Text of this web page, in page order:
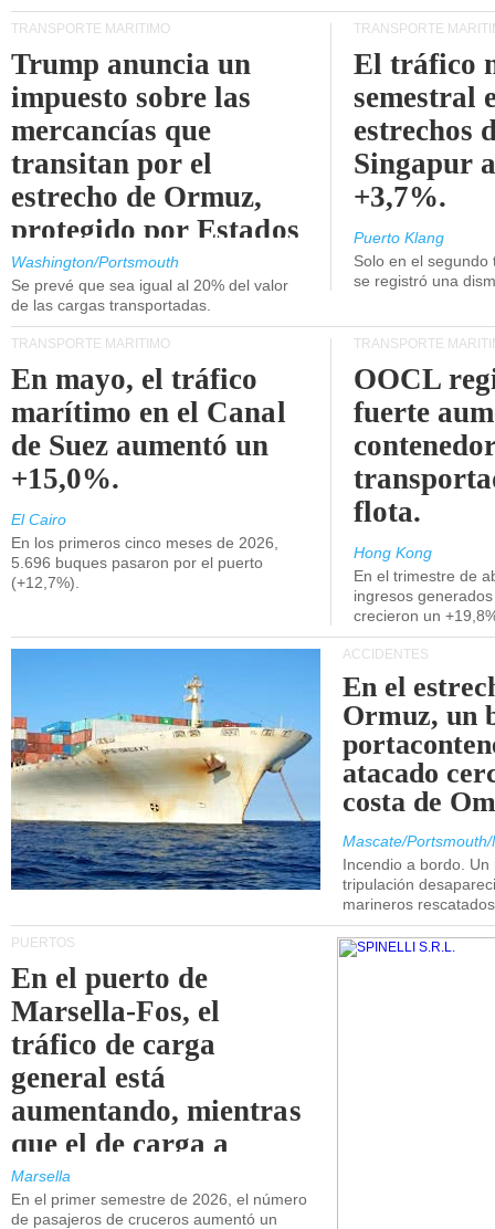
TRANSPORTE MARÍTIMO
Trump anuncia un
impuesto sobre las
mercancías que
transitan por el
estrecho de Ormuz,
protegido por Estados
Unidos.
Washington/Portsmouth
Se prevé que sea igual al 20% del valor
de las cargas transportadas.
TRANSPORTE
El tráfico
semestral
estrechos
Singapur
+3,7%.
Puerto Klang
Solo en el
se registró una
TRANSPORTE MARÍTIMO
En mayo, el tráfico
marítimo en el Canal
de Suez aumentó un
+15,0%.
El Cairo
En los primeros cinco meses de 2026,
5.696 buques pasaron por el puerto
(+12,7%).
TRANSPORTE
OOCL
fuerte
flota.
Hong Kong
En el trimestre de
ingresos
crecieron un
ACCIDENTES
En el
Ormuz, un
atacado
costa de
Mascate/
Incendio a bordo.
tripulación
marineros
PUERTOS
En el puerto de
Marsella-Fos, el
tráfico de carga
general está
aumentando, mientras
que el de carga a
granel está
disminuyendo.
Marsella
En el primer semestre de 2026, el número
de pasajeros de cruceros aumentó un